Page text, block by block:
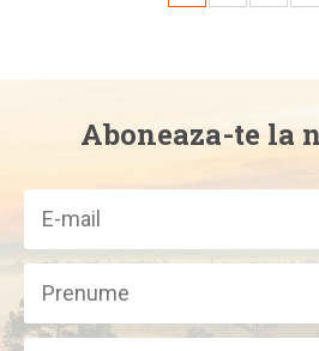
Aboneaza-te la